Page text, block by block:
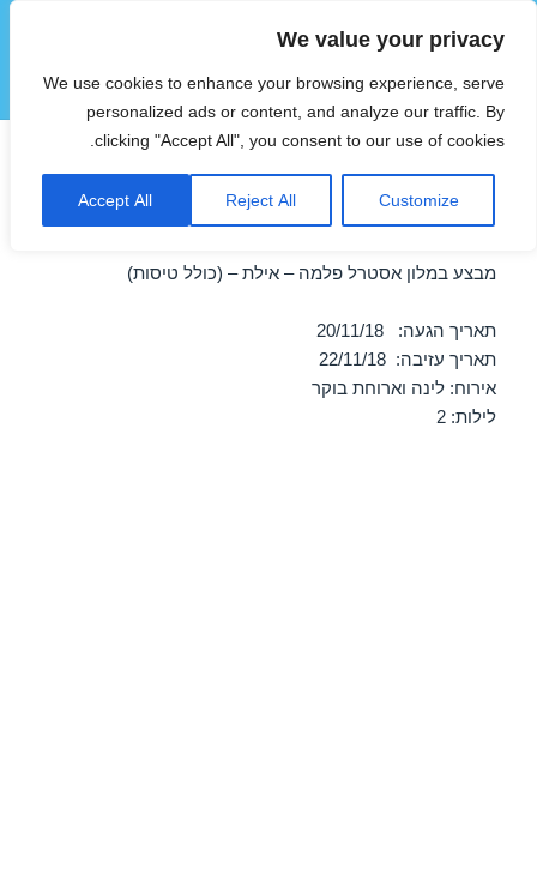
We value your privacy
We use cookies to enhance your browsing experience, serve
personalized ads or content, and analyze our traffic. By
clicking "Accept All", you consent to our use of cookies.
Customize
Reject All
Accept All
הוטצימר
תפריטים
ווידג'טים
חופשה במלון אסטרל פלמה –
אילת 20/11/2018
מבצע במלון אסטרל פלמה – אילת – (כולל טיסות)
תאריך הגעה: 20/11/18
תאריך עזיבה: 22/11/18
אירוח: לינה וארוחת בוקר
לילות: 2